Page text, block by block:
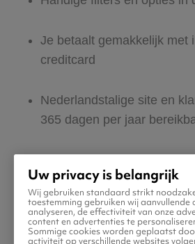
Je betaalt gemakkelijk met
creditcard
Nederlandstalige site en
365 dagen per jaar
Boek ook direct een hotel
in Ponce
Uw privacy is belangrijk
Wij gebruiken standaard strikt
toestemming gebruiken wij aanvullende
analyseren, de effectiviteit van onze
content en advertenties te
Sommige cookies worden geplaatst
activiteit op verschillende websites